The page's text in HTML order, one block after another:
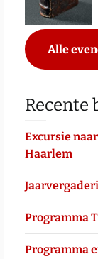
Alle
Recente
Excursie
Haarlem
Programma
Programma